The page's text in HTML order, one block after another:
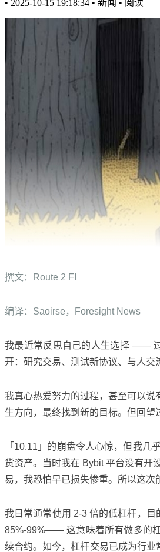
• 2025-10-15 19:18:34 • 新闻 • 阅读
撰文：Route 2 FI
编译：Saoirse，Foresight News
我最近常反思自己的人生选择 ——
开：研究交易、测试新协议、与人交
我真心热爱努力的过程，甚至可以
生方向，最终找到新的目标。但回望
「10.11」的崩盘令人心惊，但我
货资产。当时我在 Bybit 平台没有
易，我恐怕早已损失惨重。所以这次
我日常通常使用 2-3 倍的低杠杆，
85%-99%—— 这意味着所有做多的
续合约。如今，杠杆交易已成为行